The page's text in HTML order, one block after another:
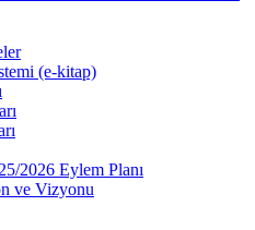
(e-kitap)
2026 Eylem Planı
ve Vizyonu